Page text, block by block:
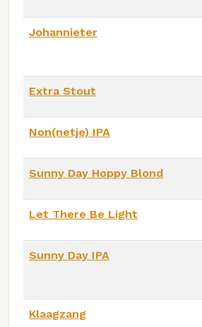
Johannieter
Extra Stout
Non(netje) IPA
Sunny Day Hoppy Blond
Let There Be Light
Sunny Day IPA
Klaagzang